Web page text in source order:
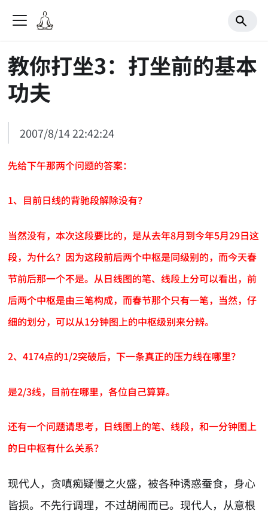
教你打坐3：打坐前的基本
功夫
2007/8/14 22:42:24
先给下午那两个问题的答案：
1、目前日线的背驰段解除没有？
当然没有，本次这段要比的，是从去年8月到今年5月29日这
段，为什么？因为这段前后两个中枢是同级别的，而今天春
节前后那一个不是。从日线图的笔、线段上分可以看出，前
后两个中枢是由三笔构成，而春节那个只有一笔，当然，仔
细的划分，可以从1分钟图上的中枢级别来分辨。
2、4174点的1/2突破后，下一条真正的压力线在哪里？
是2/3线，目前在哪里，各位自己算算。
还有一个问题请思考，日线图上的笔、线段，和一分钟图上
的日中枢有什么关系？
现代人，贪嗔痴疑慢之火盛，被各种诱惑蚕食，身心
皆损。不先行调理，不过胡闹而已。现代人，从意根